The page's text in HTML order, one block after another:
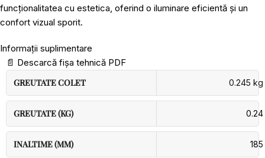
funcționalitatea cu estetica, oferind o iluminare eficientă și un
confort vizual sporit.
Informații suplimentare
📄 Descarcă fișa tehnică PDF
GREUTATE COLET
0.245 kg
GREUTATE (KG) 0.24
INALTIME (MM) 185